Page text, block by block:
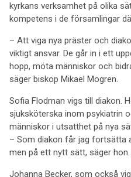
kyrkans verksamhet på olika
kompetens i de församlingar
– Att viga nya präster och
viktigt ansvar. De går in i ett
hopp, möta människor och
säger biskop Mikael Mogren.
Sofia Flodman vigs till diakon.
sjuksköterska inom psykiatrin
människor i utsatthet på nya
– Som diakon får jag fortsätta
men på ett nytt sätt, säger hon.
Johanna Becker, som också